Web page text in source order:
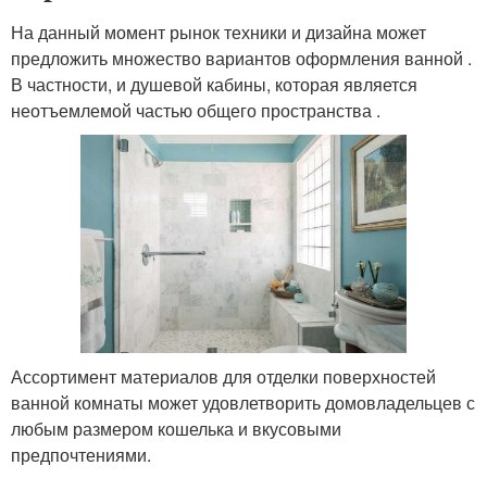
На данный момент рынок техники и дизайна может
предложить множество вариантов оформления ванной .
В частности, и душевой кабины, которая является
неотъемлемой частью общего пространства .
Ассортимент материалов для отделки поверхностей
ванной комнаты может удовлетворить домовладельцев с
любым размером кошелька и вкусовыми
предпочтениями.